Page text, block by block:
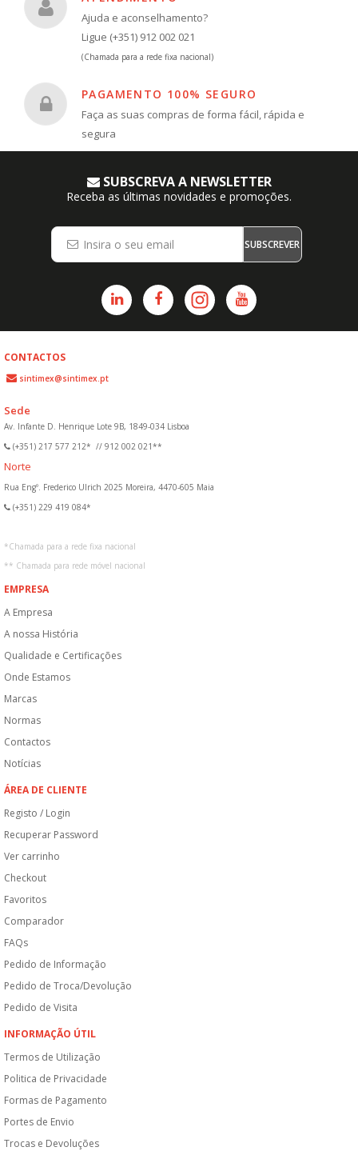
Ajuda e aconselhamento?
Ligue (+351) 912 002 021
(Chamada para a rede fixa nacional)
PAGAMENTO 100% SEGURO
Faça as suas compras de forma fácil, rápida e
segura
SUBSCREVA A NEWSLETTER
Receba as últimas novidades e promoções.
SUBSCREVER
CONTACTOS
sintimex@sintimex.pt
Sede
Av. Infante D. Henrique Lote 9B, 1849-034 Lisboa
(+351) 217 577 212* // 912 002 021**
Norte
Rua Engº. Frederico Ulrich 2025 Moreira, 4470-605 Maia
(+351) 229 419 084*
*Chamada para a rede fixa nacional
** Chamada para rede móvel nacional
EMPRESA
A Empresa
A nossa História
Qualidade e Certificações
Onde Estamos
Marcas
Normas
Contactos
Notícias
ÁREA DE CLIENTE
Registo / Login
Recuperar Password
Ver carrinho
Checkout
Favoritos
Comparador
FAQs
Pedido de Informação
Pedido de Troca/Devolução
Pedido de Visita
INFORMAÇÃO ÚTIL
Termos de Utilização
Politica de Privacidade
Formas de Pagamento
Portes de Envio
Trocas e Devoluções